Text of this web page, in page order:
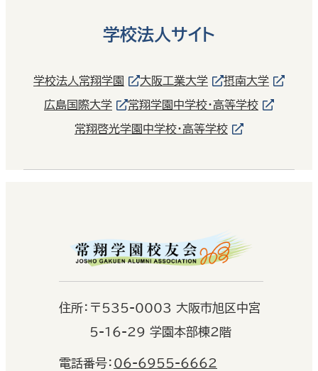
学校法人サイト
学校法人常翔学園 大阪工業大学 摂南大学
広島国際大学 常翔学園中学校・高等学校
常翔啓光学園中学校・高等学校
住所： 〒535-0003 大阪市旭区中宮
5-16-29 学園本部棟2階
電話番号： 06-6955-6662